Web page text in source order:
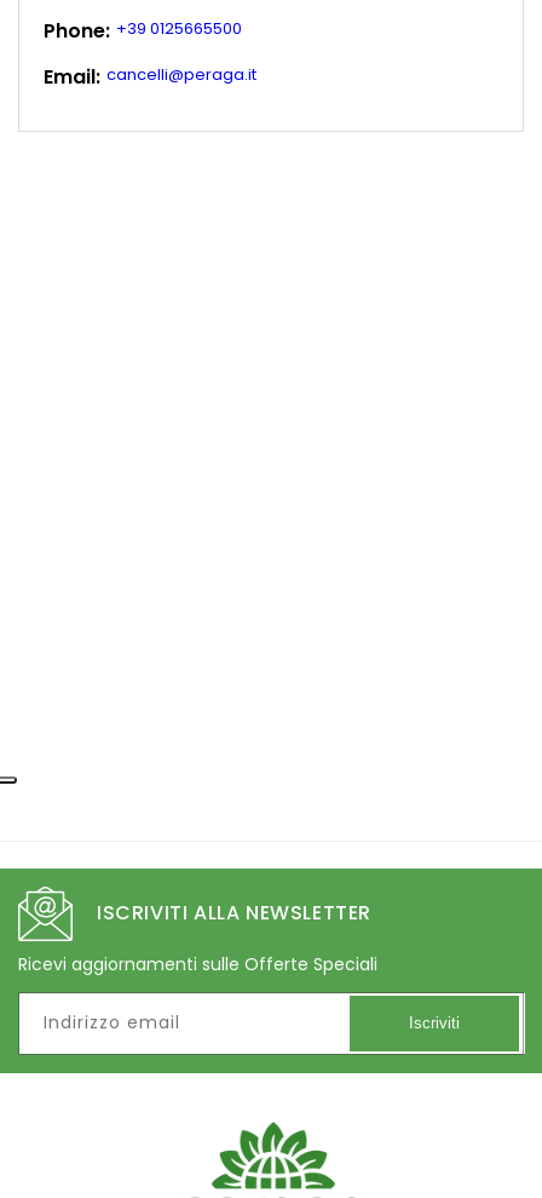
Phone: +39 0125665500
Email: cancelli@peraga.it
ISCRIVITI ALLA NEWSLETTER
Ricevi aggiornamenti sulle Offerte Speciali
Indirizzo email Iscriviti